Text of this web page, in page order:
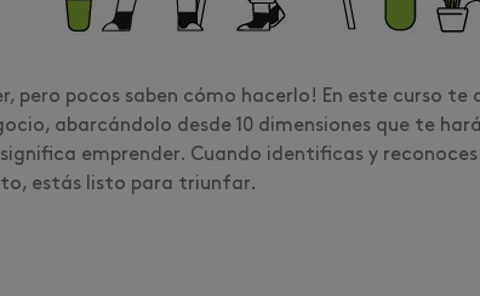
pero pocos saben cómo hacerlo! En este curso te
abarcándolo desde 10 dimensiones que te
emprender. Cuando identificas y
estás listo para triunfar.